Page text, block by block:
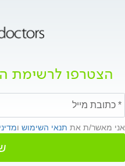
הצטרפו לרשימת
אני מאשר/ת את תנאי השימוש ו